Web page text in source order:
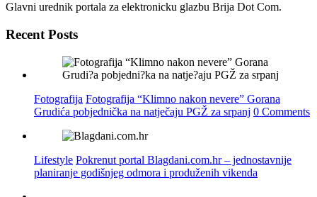
Glavni urednik portala za elektronicku glazbu Brija Dot Com.
Recent Posts
Fotografija Fotografija “Klimno nakon nevere” Gorana
Grudića pobjednička na natječaju PGŽ za srpanj 0 Comments
Lifestyle Pokrenut portal Blagdani.com.hr – jednostavnije
planiranje godišnjeg odmora i produženih vikenda